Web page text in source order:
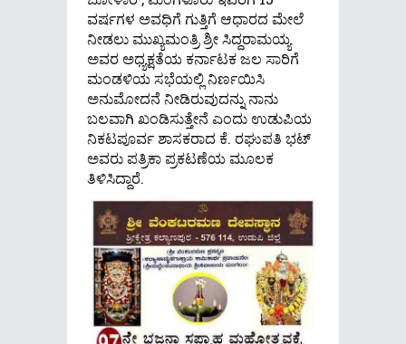
ವರ್ಷಗಳ ಅವಧಿಗೆ ಗುತ್ತಿಗೆ ಆಧಾರದ ಮೇಲೆ
ನೀಡಲು ಮುಖ್ಯಮಂತ್ರಿ ಶ್ರೀ ಸಿದ್ದರಾಮಯ್ಯ
ಅವರ ಅಧ್ಯಕ್ಷತೆಯ ಕರ್ನಾಟಕ ಜಲ ಸಾರಿಗೆ
ಮಂಡಳಿಯ ಸಭೆಯಲ್ಲಿ ನಿರ್ಣಯಿಸಿ
ಅನುಮೋದನೆ ನೀಡಿರುವುದನ್ನು ನಾನು
ಬಲವಾಗಿ ಖಂಡಿಸುತ್ತೇನೆ ಎಂದು ಉಡುಪಿಯ
ನಿಕಟಪೂರ್ವ ಶಾಸಕರಾದ ಕೆ. ರಘುಪತಿ ಭಟ್
ಅವರು ಪತ್ರಿಕಾ ಪ್ರಕಟಣೆಯ ಮೂಲಕ
ತಿಳಿಸಿದ್ದಾರೆ.